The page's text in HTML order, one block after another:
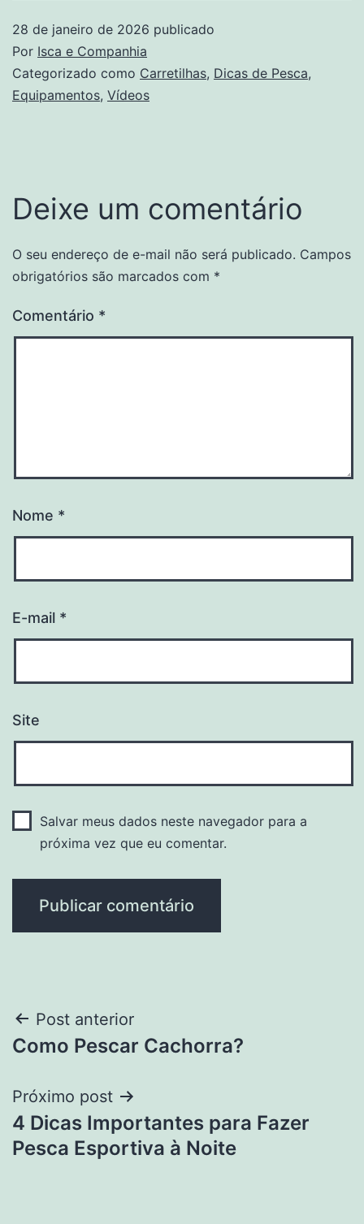
28 de janeiro de 2026 publicado
Por Isca e Companhia
Categorizado como Carretilhas, Dicas de Pesca,
Equipamentos, Vídeos
Deixe um comentário
O seu endereço de e-mail não será publicado. Campos
obrigatórios são marcados com *
Comentário *
Nome *
E-mail *
Site
Salvar meus dados neste navegador para a
próxima vez que eu comentar.
Navegação
de
Post
Post anterior
Como Pescar Cachorra?
Próximo post
4 Dicas Importantes para Fazer
Pesca Esportiva à Noite